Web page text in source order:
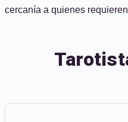
cercanía a quienes